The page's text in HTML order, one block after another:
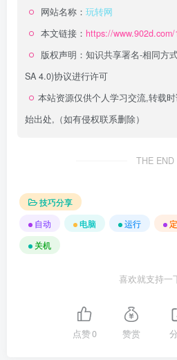
网站名称： 玩转网
本文链接： https://
版权声明： 知识共享署名-相同方
SA 4.0)协议进行许可
本站资源仅供个人学习交流,转载
始出处,（如有侵权联系删除）
THE END
技巧分享
自动
电脑 运行
关机
喜欢就支持一
点赞0 赞赏